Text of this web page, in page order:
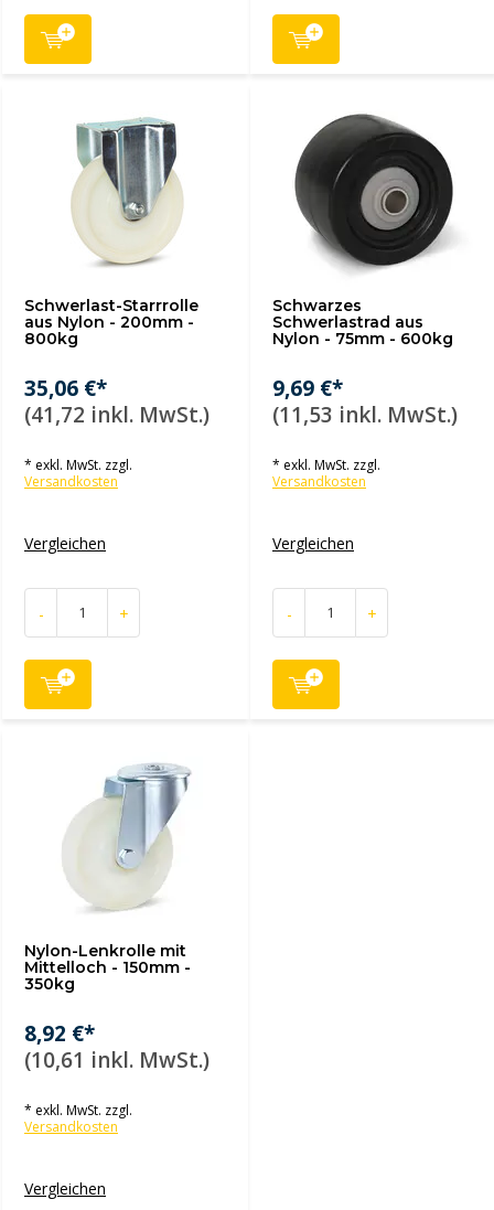
Schwerlast-Starrrolle
aus Nylon - 200mm -
800kg
35,06 €*
(41,72 inkl. MwSt.)
* exkl. MwSt. zzgl.
Versandkosten
Vergleichen
- +
Schwarzes
Schwerlastrad aus
Nylon - 75mm - 600kg
9,69 €*
(11,53 inkl. MwSt.)
* exkl. MwSt. zzgl.
Versandkosten
Vergleichen
- +
Nylon-Lenkrolle mit
Mittelloch - 150mm -
350kg
8,92 €*
(10,61 inkl. MwSt.)
* exkl. MwSt. zzgl.
Versandkosten
Vergleichen